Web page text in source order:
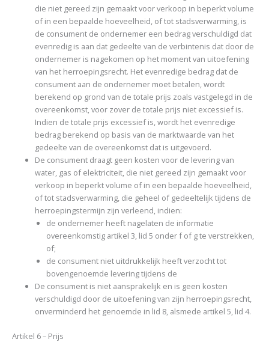
die niet gereed zijn gemaakt voor verkoop in beperkt volume
of in een bepaalde hoeveelheid, of tot stadsverwarming, is
de consument de ondernemer een bedrag verschuldigd dat
evenredig is aan dat gedeelte van de verbintenis dat door de
ondernemer is nagekomen op het moment van uitoefening
van het herroepingsrecht. Het evenredige bedrag dat de
consument aan de ondernemer moet betalen, wordt
berekend op grond van de totale prijs zoals vastgelegd in de
overeenkomst, voor zover de totale prijs niet excessief is.
Indien de totale prijs excessief is, wordt het evenredige
bedrag berekend op basis van de marktwaarde van het
gedeelte van de overeenkomst dat is uitgevoerd.
De consument draagt geen kosten voor de levering van
water, gas of elektriciteit, die niet gereed zijn gemaakt voor
verkoop in beperkt volume of in een bepaalde hoeveelheid,
of tot stadsverwarming, die geheel of gedeeltelijk tijdens de
herroepingstermijn zijn verleend, indien:
de ondernemer heeft nagelaten de informatie
overeenkomstig artikel 3, lid 5 onder f of g te verstrekken,
of;
de consument niet uitdrukkelijk heeft verzocht tot
bovengenoemde levering tijdens de
De consument is niet aansprakelijk en is geen kosten
verschuldigd door de uitoefening van zijn herroepingsrecht,
onverminderd het genoemde in lid 8, alsmede artikel 5, lid 4.
Artikel 6 – Prijs